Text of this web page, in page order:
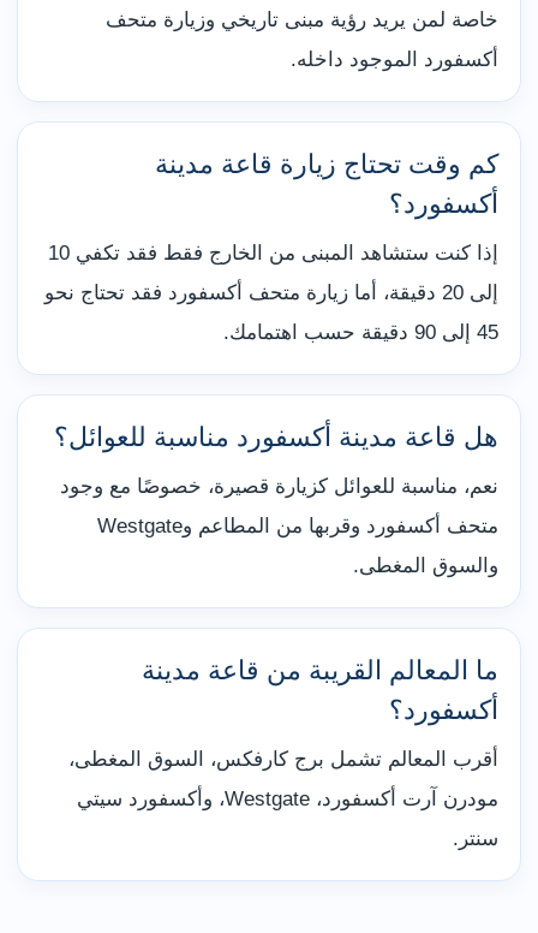
خاصة لمن يريد رؤية مبنى تاريخي وزيارة متحف
أكسفورد الموجود داخله.
كم وقت تحتاج زيارة قاعة مدينة
أكسفورد؟
إذا كنت ستشاهد المبنى من الخارج فقط فقد تكفي 10
إلى 20 دقيقة، أما زيارة متحف أكسفورد فقد تحتاج نحو
45 إلى 90 دقيقة حسب اهتمامك.
هل قاعة مدينة أكسفورد مناسبة للعوائل؟
نعم، مناسبة للعوائل كزيارة قصيرة، خصوصًا مع وجود
متحف أكسفورد وقربها من المطاعم وWestgate
والسوق المغطى.
ما المعالم القريبة من قاعة مدينة
أكسفورد؟
أقرب المعالم تشمل برج كارفكس، السوق المغطى،
مودرن آرت أكسفورد، Westgate، وأكسفورد سيتي
سنتر.